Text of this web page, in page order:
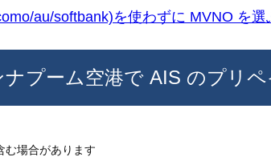
au/softbank)を使わずに MVNO を選
プーム空港で AIS のプリ
む場合があります